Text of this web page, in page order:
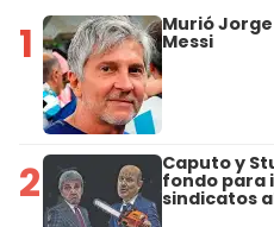
1 Murió
Messi
2 Caputo y
fondo para
sindicatos